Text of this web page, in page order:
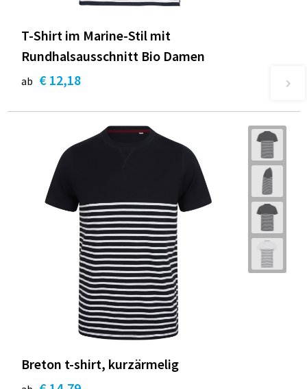
T-Shirt im Marine-Stil mit
Rundhalsausschnitt Bio Damen
ab € 12,18
Breton t-shirt, kurzärmelig